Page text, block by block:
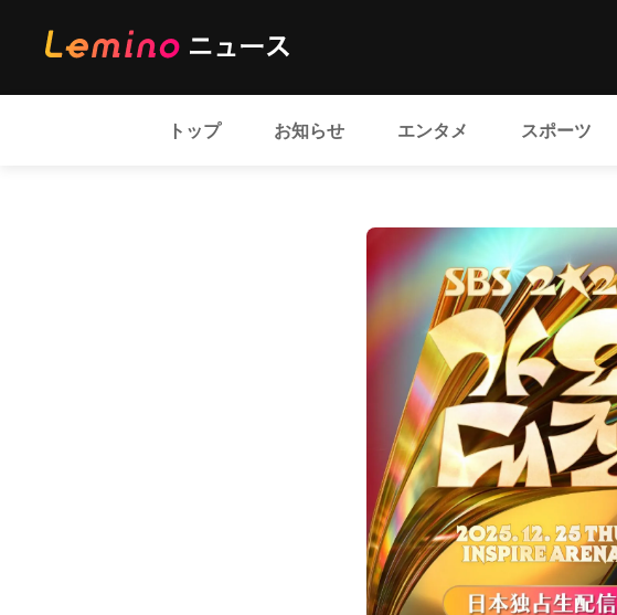
トップ お知らせ エンタメ スポーツ